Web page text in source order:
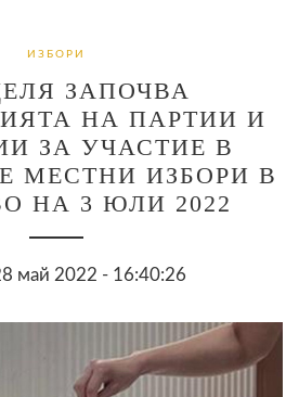
ИЗБОРИ
ЗАПОЧВА
НА ПАРТИИ И
ЗА УЧАСТИЕ В
МЕСТНИ ИЗБОРИ В
НА 3 ЮЛИ 2022
май 2022 - 16:40:26